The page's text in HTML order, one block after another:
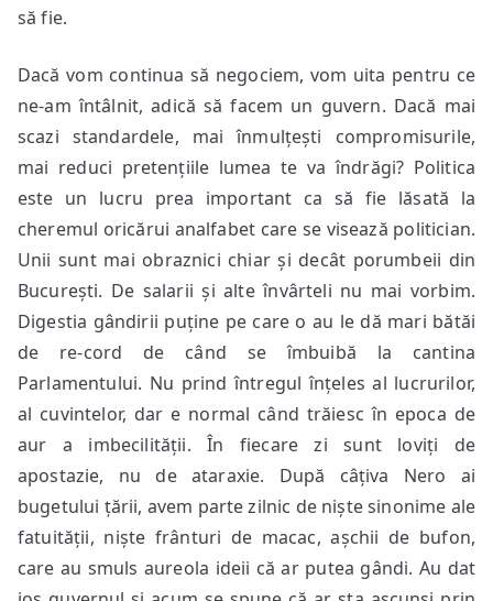
să fie.
Dacă vom continua să negociem, vom uita pentru ce
ne-am întâlnit, adică să facem un guvern. Dacă mai
scazi standardele, mai înmulțești compromisurile,
mai reduci pretențiile lumea te va îndrăgi? Politica
este un lucru prea important ca să fie lăsată la
cheremul oricărui analfabet care se visează politician.
Unii sunt mai obraznici chiar și decât porumbeii din
București. De salarii și alte învârteli nu mai vorbim.
Digestia gândirii puține pe care o au le dă mari bătăi
de re-cord de când se îmbuibă la cantina
Parlamentului. Nu prind întregul înțeles al lucrurilor,
al cuvintelor, dar e normal când trăiesc în epoca de
aur a imbecilității. În fiecare zi sunt loviți de
apostazie, nu de ataraxie. După câțiva Nero ai
bugetului țării, avem parte zilnic de niște sinonime ale
fatuității, niște frânturi de macac, așchii de bufon,
care au smuls aureola ideii că ar putea gândi. Au dat